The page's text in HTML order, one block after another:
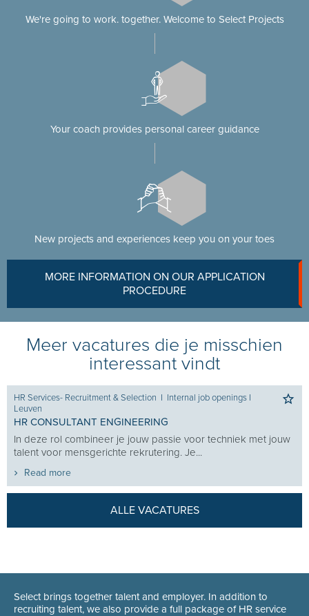
We're going to work. together. Welcome to Select Projects
Your coach provides personal career guidance
New projects and experiences keep you on your toes
MORE INFORMATION ON OUR APPLICATION
PROCEDURE
Meer vacatures die je misschien
interessant vindt
HR Services- Recruitment & Selection I Internal job openings I
Leuven
HR CONSULTANT ENGINEERING
In deze rol combineer je jouw passie voor techniek met jouw
talent voor mensgerichte rekrutering. Je...
Read more
ALLE VACATURES
Select brings together talent and employer. In addition to
recruiting talent, we also provide a full package of HR service